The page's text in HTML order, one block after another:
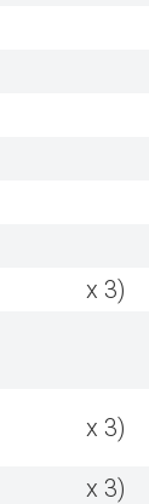
x 3)
x 3)
x 3)